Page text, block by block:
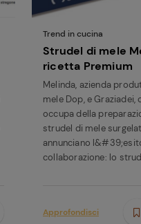
Trend in cucina
Strudel di mele
ricetta Premium
Melinda, azienda
mele Dop, e Graziadei,
occupa della
strudel di mele
annunciano
collaborazione: lo
Approfondisci